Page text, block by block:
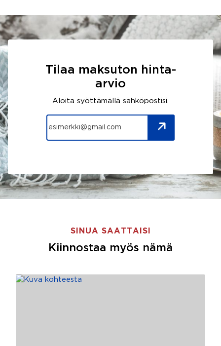
Tilaa maksuton hinta-
arvio
Aloita syöttämällä sähköpostisi.
SINUA SAATTAISI
Kiinnostaa myös nämä